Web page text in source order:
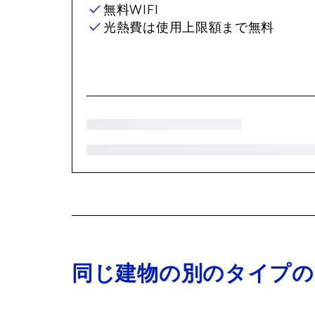
無料WIFI
光熱費は使用上限額まで無料
同じ建物の別のタイプ